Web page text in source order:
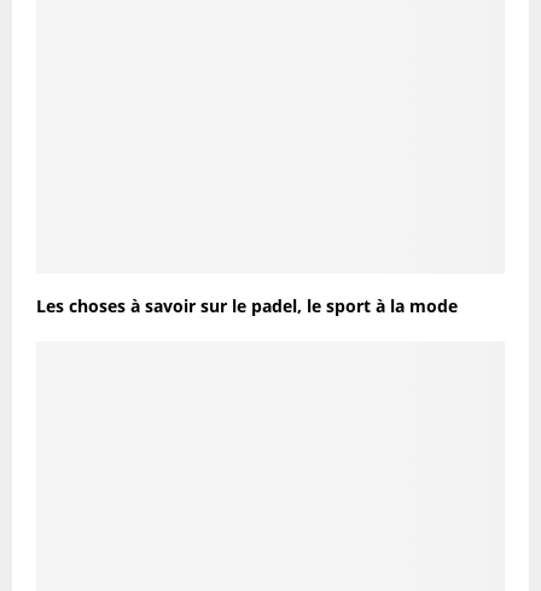
Les choses à savoir sur le padel, le sport à la mode